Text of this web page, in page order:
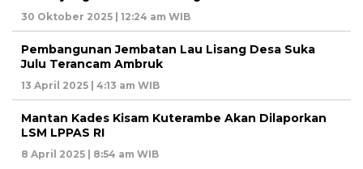
30 Oktober 2025 | 12:24 am WIB
Pembangunan Jembatan Lau Lisang Desa Suka
Julu Terancam Ambruk
13 April 2025 | 4:13 am WIB
Mantan Kades Kisam Kuterambe Akan Dilaporkan
LSM LPPAS RI
8 April 2025 | 8:54 am WIB